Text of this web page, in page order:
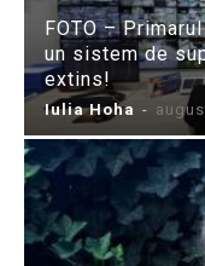
FOTO –
un sistem de
extins!
Iulia Hoha -